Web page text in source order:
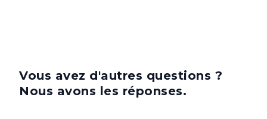
Vous avez d'autres questions ?
Nous avons les réponses.